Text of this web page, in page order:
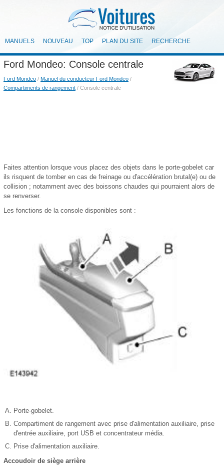
MANUELS NOUVEAU TOP PLAN DU SITE RECHERCHE
Ford Mondeo: Console centrale
Ford Mondeo / Manuel du conducteur Ford Mondeo /
Compartiments de rangement / Console centrale
Faites attention lorsque vous placez des objets dans le porte-gobelet car
ils risquent de tomber en cas de freinage ou d'accélération brutal(e) ou de
collision ; notamment avec des boissons chaudes qui pourraient alors de
se renverser.
Les fonctions de la console disponibles sont :
Porte-gobelet.
Compartiment de rangement avec prise d'alimentation auxiliaire, prise
d'entrée auxiliaire, port USB et concentrateur média.
Prise d'alimentation auxiliaire.
Accoudoir de siège arrière